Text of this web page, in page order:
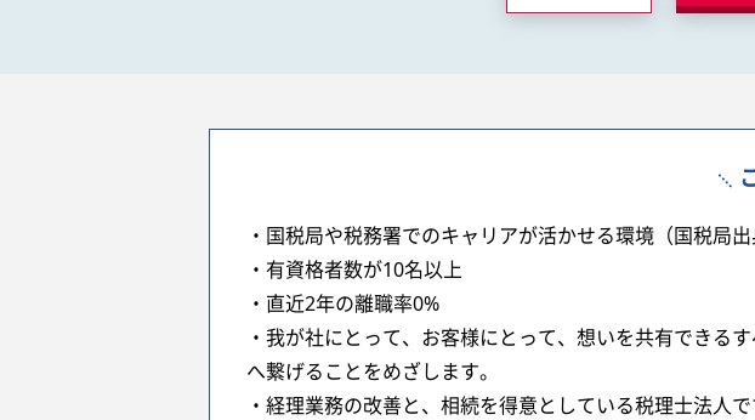
・国税局や税務署でのキャリアが活かせる環境（国税局
・有資格者数が10名以上
・直近2年の離職率0%
・我が社にとって、お客様にとって、想いを共有できる
へ繋げることをめざします。
・経理業務の改善と、相続を得意としている税理士法人